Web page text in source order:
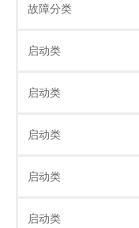
故障分类
启动类
启动类
启动类
启动类
启动类